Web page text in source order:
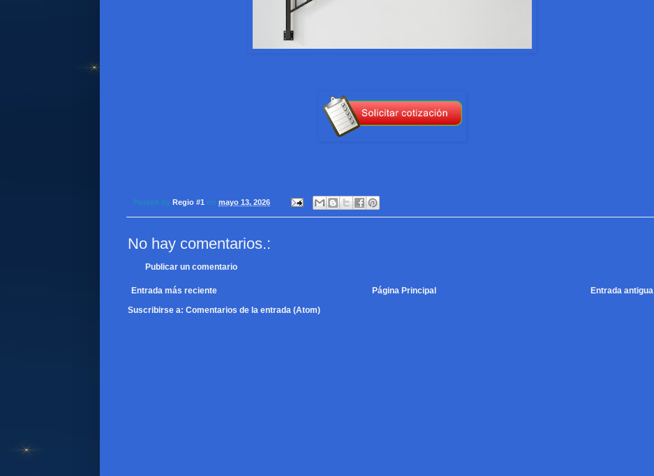
Posted by Regio #1 on mayo 13, 2026
No hay comentarios.:
Publicar un comentario
Entrada más reciente Entrada antigua
Página Principal
Suscribirse a: Comentarios de la entrada (Atom)